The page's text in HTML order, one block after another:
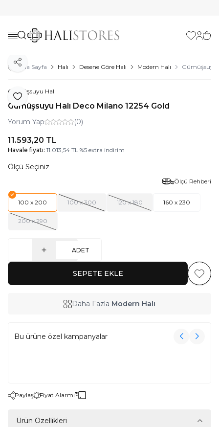
Favorilerim
Ana Sayfa Halı Desene Göre Halı Modern Halı Gümüşsuyu
Favoriye Ekle
Paylaş
Gümüşsuyu Halı
Gümüşsuyu Halı Deco Milano 12254 Gold
Yorum Yap (0)
11.593,20 TL
Havale fiyatı: 11.013,54 TL %5 extra indirim
Ölçü Seçiniz
Ölçü Rehberi
100 x 200 100 x 300 120 x 180 160 x 230
200 x 290
ADET
SEPETE EKLE
Daha Fazla Modern Halı
Bu ürüne özel kampanyalar
Paylaş Fiyat Alarmı
Ürün Özellikleri